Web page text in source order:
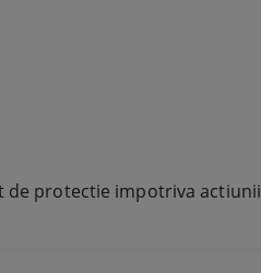
de protectie impotriva actiunii